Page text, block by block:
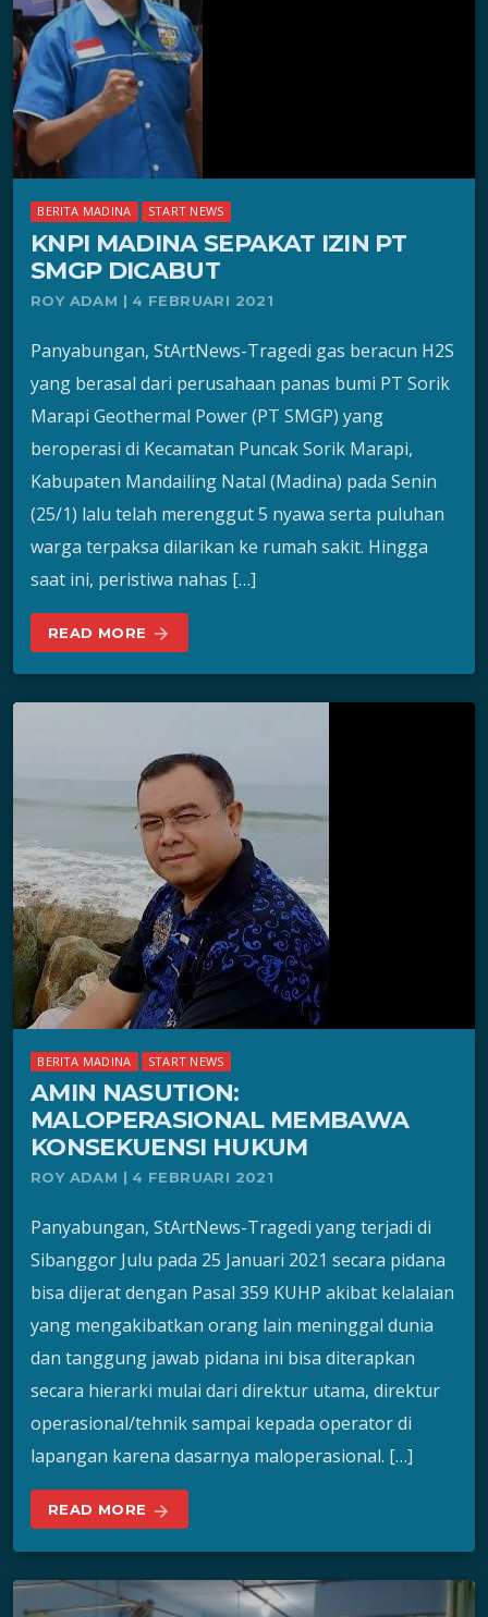
BERITA MADINA START NEWS
KNPI MADINA SEPAKAT IZIN PT
SMGP DICABUT
ROY ADAM | 4 FEBRUARI 2021
Panyabungan, StArtNews-Tragedi gas beracun H2S
yang berasal dari perusahaan panas bumi PT Sorik
Marapi Geothermal Power (PT SMGP) yang
beroperasi di Kecamatan Puncak Sorik Marapi,
Kabupaten Mandailing Natal (Madina) pada Senin
(25/1) lalu telah merenggut 5 nyawa serta puluhan
warga terpaksa dilarikan ke rumah sakit. Hingga
saat ini, peristiwa nahas […]
READ MORE arrow_forward
BERITA MADINA START NEWS
AMIN NASUTION:
MALOPERASIONAL MEMBAWA
KONSEKUENSI HUKUM
ROY ADAM | 4 FEBRUARI 2021
Panyabungan, StArtNews-Tragedi yang terjadi di
Sibanggor Julu pada 25 Januari 2021 secara pidana
bisa dijerat dengan Pasal 359 KUHP akibat kelalaian
yang mengakibatkan orang lain meninggal dunia
dan tanggung jawab pidana ini bisa diterapkan
secara hierarki mulai dari direktur utama, direktur
operasional/tehnik sampai kepada operator di
lapangan karena dasarnya maloperasional. […]
READ MORE arrow_forward